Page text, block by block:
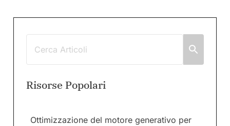
Risorse Popolari
Ottimizzazione del motore generativo per